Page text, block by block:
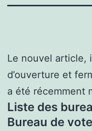
Le nouvel article,
d’ouverture et
a été récemment
Liste des
Bureau de vote